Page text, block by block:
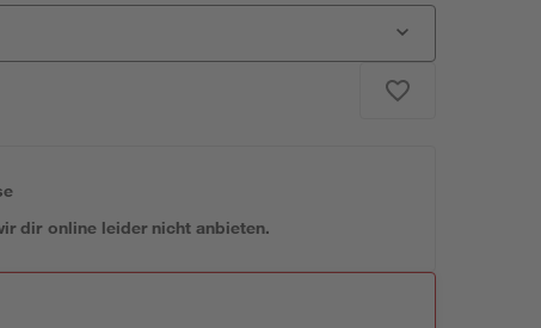
dir online leider nicht anbieten.